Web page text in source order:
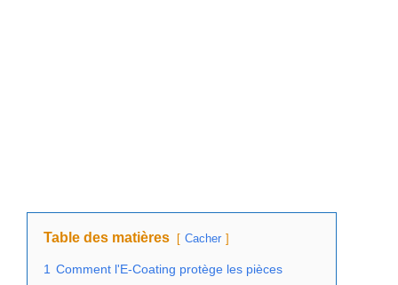
Table des matières Cacher
1 Comment l'E-Coating protège les pièces